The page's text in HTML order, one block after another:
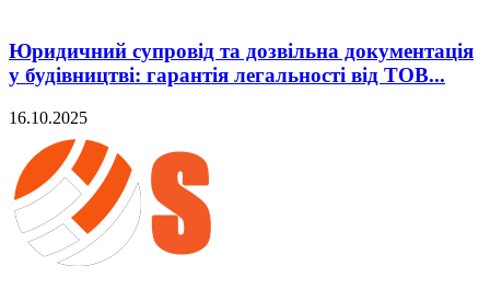
Юридичний супровід та дозвільна документація
у будівництві: гарантія легальності від ТОВ...
16.10.2025